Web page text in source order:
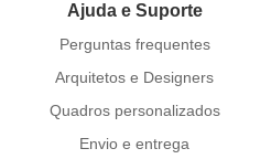
Ajuda e Suporte
Perguntas frequentes
Arquitetos e Designers
Quadros personalizados
Envio e entrega